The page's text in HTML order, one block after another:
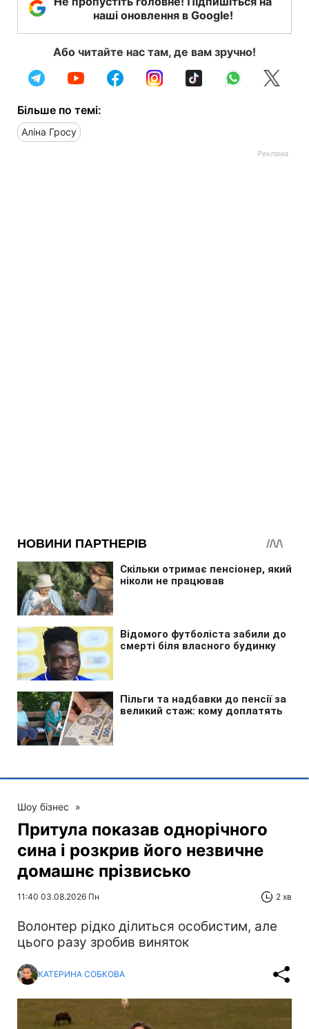
наші оновлення в Google!
Або читайте нас там, де вам зручно!
Більше по темі:
Аліна Гросу
Шоу бізнес »
Притула показав однорічного
сина і розкрив його незвичне
домашнє прізвисько
11:40 03.08.2026 Пн 2 хв
Волонтер рідко ділиться особистим, але
цього разу зробив виняток
КАТЕРИНА СОБКОВА